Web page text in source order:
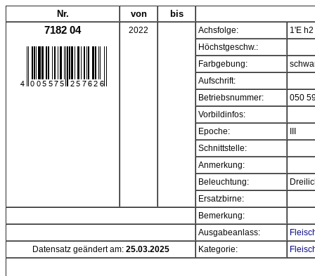
Nr. von bis
7182 04 2022 Achsfolge:
1'E h2
Höchstgeschw.:
Farbgebung:
Aufschrift:
Betriebsnummer:
050
Vorbildinfos:
Epoche:
Schnittstelle:
Anmerkung:
Beleuchtung:
Ersatzbirne:
Bemerkung:
Ausgabeanlass:
Datensatz geändert am: 25.03.2025 Kategorie: